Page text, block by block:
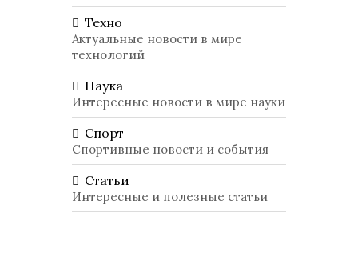
Техно
Актуальные новости в мире
технологий
Наука
Интересные новости в мире науки
Спорт
Спортивные новости и события
Статьи
Интересные и полезные статьи